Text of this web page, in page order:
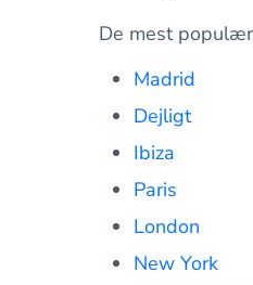
De mest
Madrid
Dejligt
Ibiza
Paris
London
New York